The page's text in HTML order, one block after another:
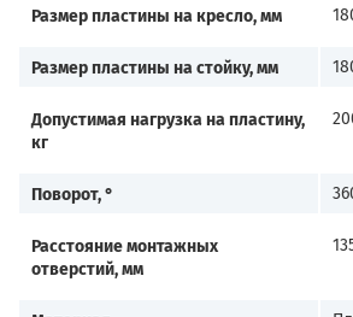
Размер пластины на кресло, мм
Размер пластины на стойку, мм
Допустимая нагрузка на пластину,
кг
Поворот, °
Расстояние монтажных
отверстий, мм